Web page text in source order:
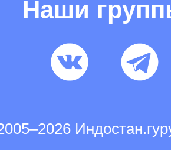
Наши